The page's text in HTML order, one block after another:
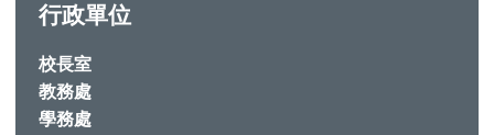
行政單位
校長室
教務處
學務處